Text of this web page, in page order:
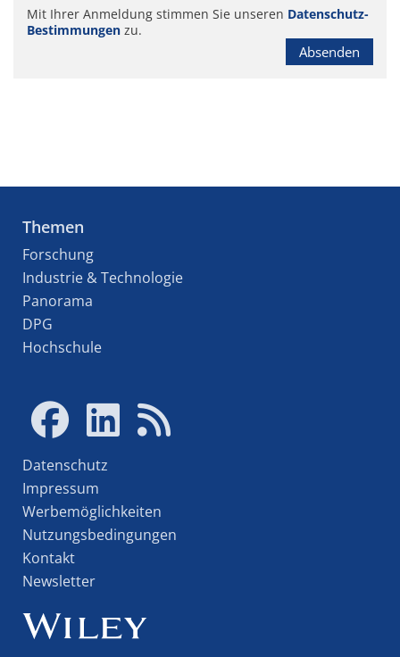
Mit Ihrer Anmeldung stimmen Sie unseren Datenschutz-
Bestimmungen zu.
Absenden
Themen
Forschung
Industrie & Technologie
Panorama
DPG
Hochschule
Datenschutz
Impressum
Werbemöglichkeiten
Nutzungsbedingungen
Kontakt
Newsletter